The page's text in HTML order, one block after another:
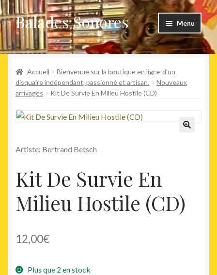
Aller
à
la
navigation
Aller
au
contenu
Balades Sonores Menu
Boutique
Nouveaux arrivages
le
Précommandes
Agenda
Accueil
Bienvenue sur la boutique en ligne d’un
disquaire indépendant, passionné et artisan.
Nouveaux
arrivages
Kit De Survie En Milieu Hostile (CD)
Artiste: Bertrand Betsch
Kit De Survie En
Milieu Hostile (CD)
12,00€
Plus que 2 en stock